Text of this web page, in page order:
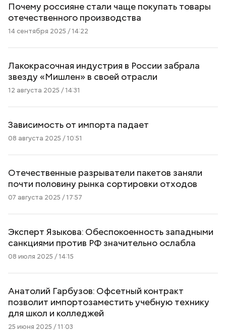
Почему россияне стали чаще покупать товары
отечественного производства
14 сентября 2025 / 14:22
Лакокрасочная индустрия в России забрала
звезду «Мишлен» в своей отрасли
12 августа 2025 / 14:31
Зависимость от импорта падает
08 августа 2025 / 10:51
Отечественные разрыватели пакетов заняли
почти половину рынка сортировки отходов
07 августа 2025 / 17:57
Эксперт Языкова: Обеспокоенность западными
санкциями против РФ значительно ослабла
08 июля 2025 / 14:15
Анатолий Гарбузов: Офсетный контракт
позволит импортозаместить учебную технику
для школ и колледжей
25 июня 2025 / 11:03